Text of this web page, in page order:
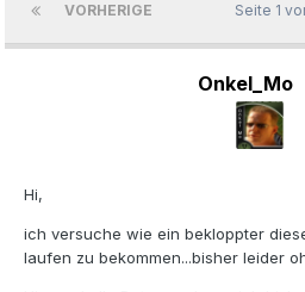
VORHERIGE Seite 1
Onkel_Mo
Hi,
ich versuche wie ein bekloppter
laufen zu bekommen...bisher leider